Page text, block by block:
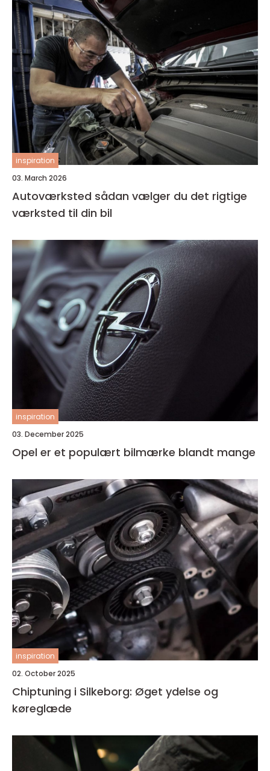
inspiration
03. March 2026
Autoværksted sådan vælger du det rigtige
værksted til din bil
inspiration
03. December 2025
Opel er et populært bilmærke blandt mange
inspiration
02. October 2025
Chiptuning i Silkeborg: Øget ydelse og
køreglæde